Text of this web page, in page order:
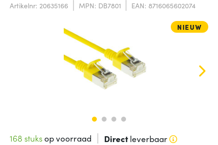
Artikelnr: 20635166 MPN: DB7801 EAN: 8716065602074
NIEUW
168 stuksop voorraad Directleverbaar